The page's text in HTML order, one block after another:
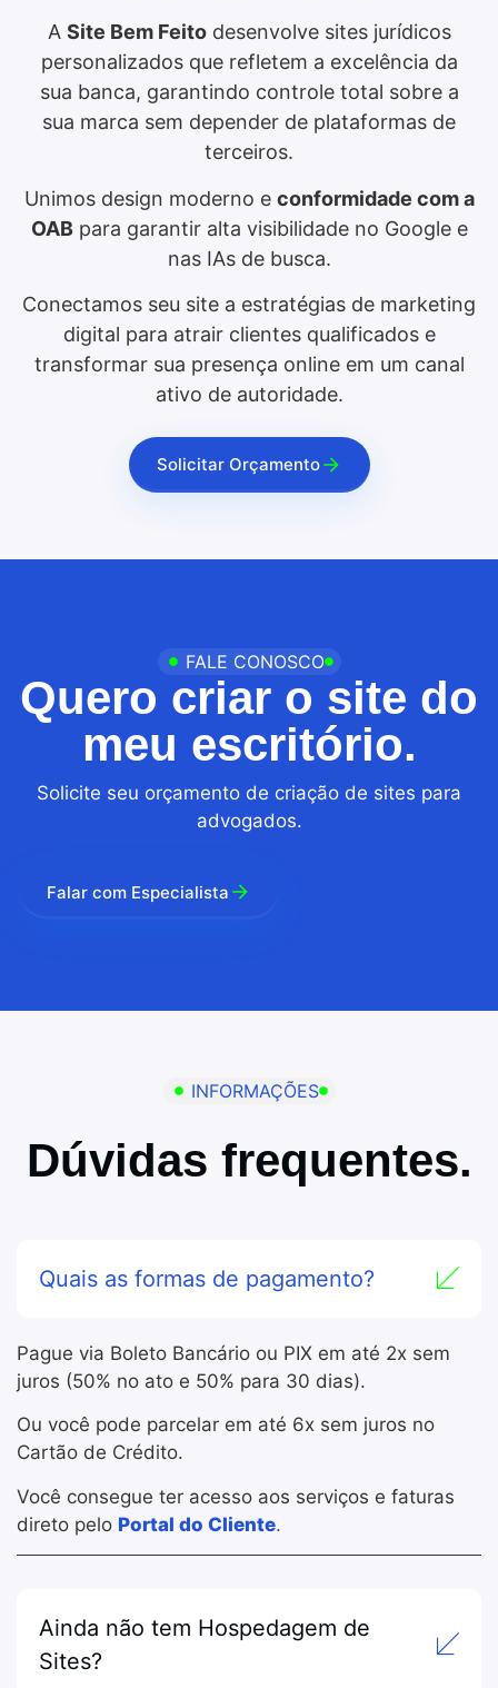
A Site Bem Feitodesenvolve sites jurídicos
personalizados que refletem a excelência da
sua banca, garantindo controle total sobre a
sua marca sem depender de plataformas de
terceiros.
Unimos design moderno e conformidade com a
OABpara garantir alta visibilidade no Google e
nas IAs de busca.
Conectamos seu site a estratégias de marketing
digital para atrair clientes qualificados e
transformar sua presença online em um canal
ativo de autoridade.
Solicitar Orçamento
FALE CONOSCO
Quero criar o site do
meu escritório.
Solicite seu orçamento de criação de sites para
advogados.
Falar com Especialista
INFORMAÇÕES
Dúvidas frequentes.
Quais as formas de pagamento?
Pague via Boleto Bancário ou PIX em até 2x sem
juros (50% no ato e 50% para 30 dias).
Ou você pode parcelar em até 6x sem juros no
Cartão de Crédito.
Você consegue ter acesso aos serviços e faturas
direto pelo Portal do Cliente.
Ainda não tem Hospedagem de
Sites?